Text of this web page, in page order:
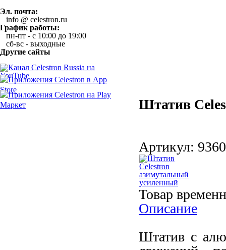
Эл. почта:
info @ celestron.ru
График работы:
пн-пт - с 10:00 до 19:00
сб-вс - выходные
Другие сайты
Штатив
Артикул:
Товар
Описание
Штатив с